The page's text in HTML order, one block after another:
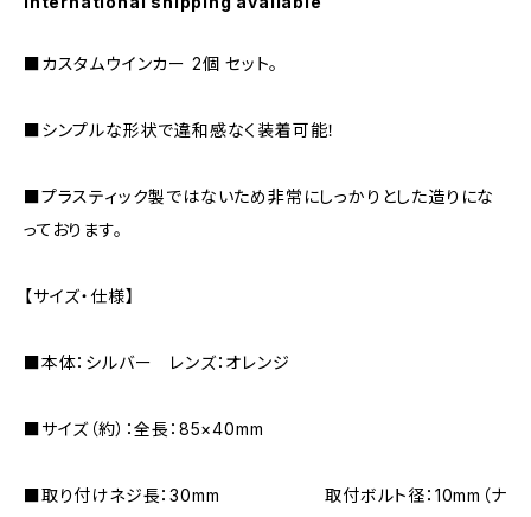
■カスタムウインカー 2個 セット。
■シンプルな形状で違和感なく装着可能！
■プラスティック製ではないため非常にしっかりとした造りにな
っております。
【サイズ・仕様】
■本体：シルバー レンズ：オレンジ
■サイズ（約）：全長：85×40mm
■取り付けネジ長：30mm 取付ボルト径：10mm（ナ